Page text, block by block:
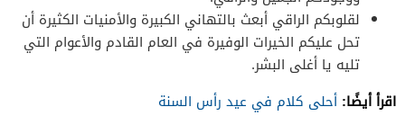
لقلوبكم الراقي أبعث بالتهاني الكبيرة والأمنيات الكثيرة أن
تحل عليكم الخيرات الوفيرة في العام القادم والأعوام التي
تليه يا أغلى البشر.
اقرأ أيضًا: أحلى كلام في عيد رأس السنة